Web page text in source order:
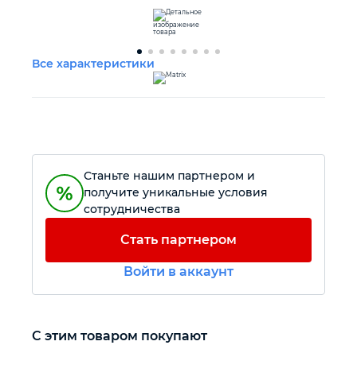
Столярный инструмент
Садовый инвентарь
Автомобильный инструмент
Крепежный инструмент
Прочий инструмент
Все характеристики
Станьте нашим партнером и
получите уникальные условия
сотрудничества
Стать партнером
Войти в аккаунт
С этим товаром покупают